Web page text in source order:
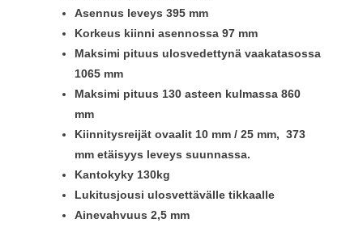
Asennus leveys 395 mm
Korkeus kiinni asennossa 97 mm
Maksimi pituus ulosvedettynä vaakatasossa
1065 mm
Maksimi pituus 130 asteen kulmassa 860
mm
Kiinnitysreijät ovaalit 10 mm / 25 mm, 373
mm etäisyys leveys suunnassa.
Kantokyky 130kg
Lukitusjousi ulosvettävälle tikkaalle
Ainevahvuus 2,5 mm